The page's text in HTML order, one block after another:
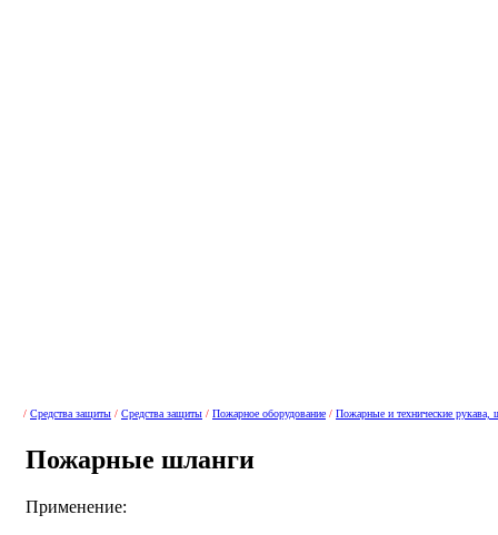
/ Средства защиты / Средства защиты / Пожарное оборудование / Пожарные и технические рукава,
Пожарные шланги
Применение: